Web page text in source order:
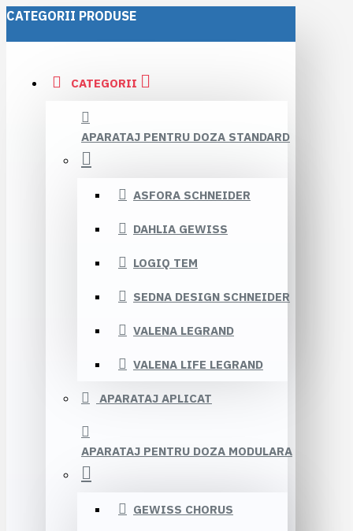
CATEGORII PRODUSE
CATEGORII
APARATAJ PENTRU DOZA STANDARD
ASFORA SCHNEIDER
DAHLIA GEWISS
LOGIQ TEM
SEDNA DESIGN SCHNEIDER
VALENA LEGRAND
VALENA LIFE LEGRAND
APARATAJ APLICAT
APARATAJ PENTRU DOZA MODULARA
GEWISS CHORUS